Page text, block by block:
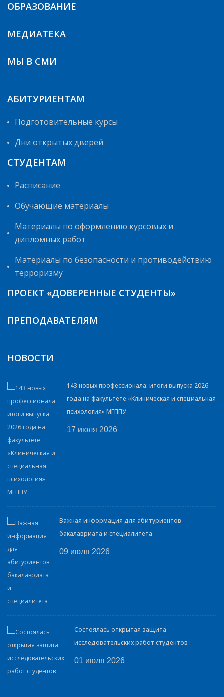
ОБРАЗОВАНИЕ
МЕДИАТЕКА
МЫ В СМИ
АБИТУРИЕНТАМ
Подготовительные курсы
Дни открытых дверей
СТУДЕНТАМ
Расписание
Обучающие материалы
Материалы по оформлению курсовых и
дипломных работ
Материалы по безопасности и противодействию
терроризму
ПРОЕКТ «ДОВЕРЕННЫЕ СТУДЕНТЫ»
ПРЕПОДАВАТЕЛЯМ
НОВОСТИ
143 новых профессионала: итоги выпуска 2026
года на факультете «Клиническая и специальная
психология» МГППУ
17 июля 2026
Важная информация для абитуриентов
бакалавриата и специалитета
09 июля 2026
Состоялась открытая защита
исследовательских работ студентов
01 июля 2026